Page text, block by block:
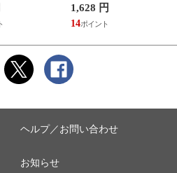
ジ 割れな
木目 Natule
付木目椀 L
止 グッズ 夏 備長炭
メッシュサポーター
1,628 円
14
ヘルプ／お問い合わせ
お知らせ